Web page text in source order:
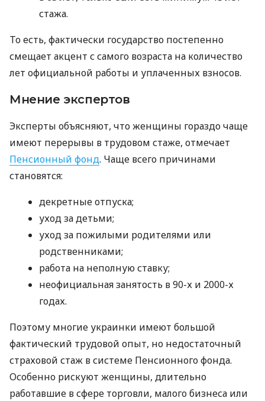
стажа.
То есть, фактически государство постепенно
смещает акцент с самого возраста на количество
лет официальной работы и уплаченных взносов.
Мнение экспертов
Эксперты объясняют, что женщины гораздо чаще
имеют перерывы в трудовом стаже, отмечает
Пенсионный фонд. Чаще всего причинами
становятся:
декретные отпуска;
уход за детьми;
уход за пожилыми родителями или
родственниками;
работа на неполную ставку;
неофициальная занятость в 90-х и 2000-х
годах.
Поэтому многие украинки имеют большой
фактический трудовой опыт, но недостаточный
страховой стаж в системе Пенсионного фонда.
Особенно рискуют женщины, длительно
работавшие в сфере торговли, малого бизнеса или